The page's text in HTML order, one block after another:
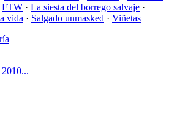
FTW · La siesta del borrego salvaje ·
vida · Salgado unmasked · Viñetas